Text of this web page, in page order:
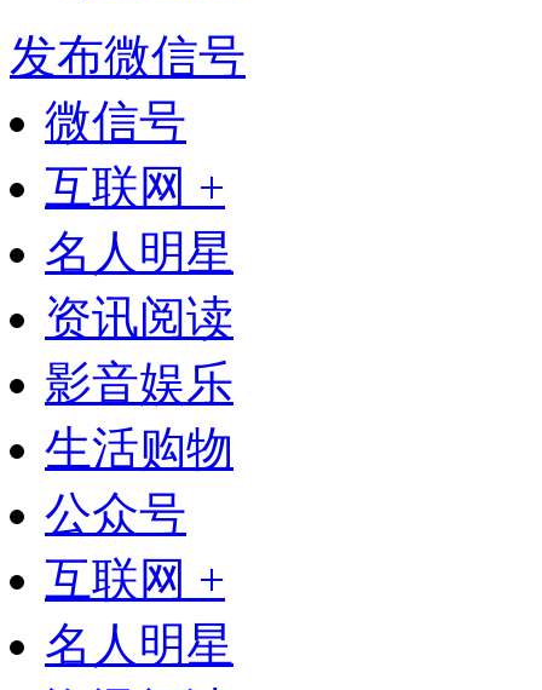
发布微信号
微信号
互联网 +
名人明星
资讯阅读
影音娱乐
生活购物
公众号
互联网 +
名人明星